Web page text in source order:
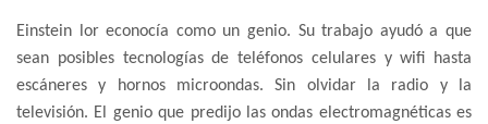
Einstein lor econocía como un genio. Su trabajo ayudó a que
sean posibles tecnologías de teléfonos celulares y wifi hasta
escáneres y hornos microondas. Sin olvidar la radio y la
televisión. El genio que predijo las ondas electromagnéticas es